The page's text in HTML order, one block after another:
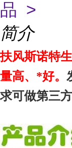
品 >
简介
扶风斯诺特
量高、*好。
求可做第三